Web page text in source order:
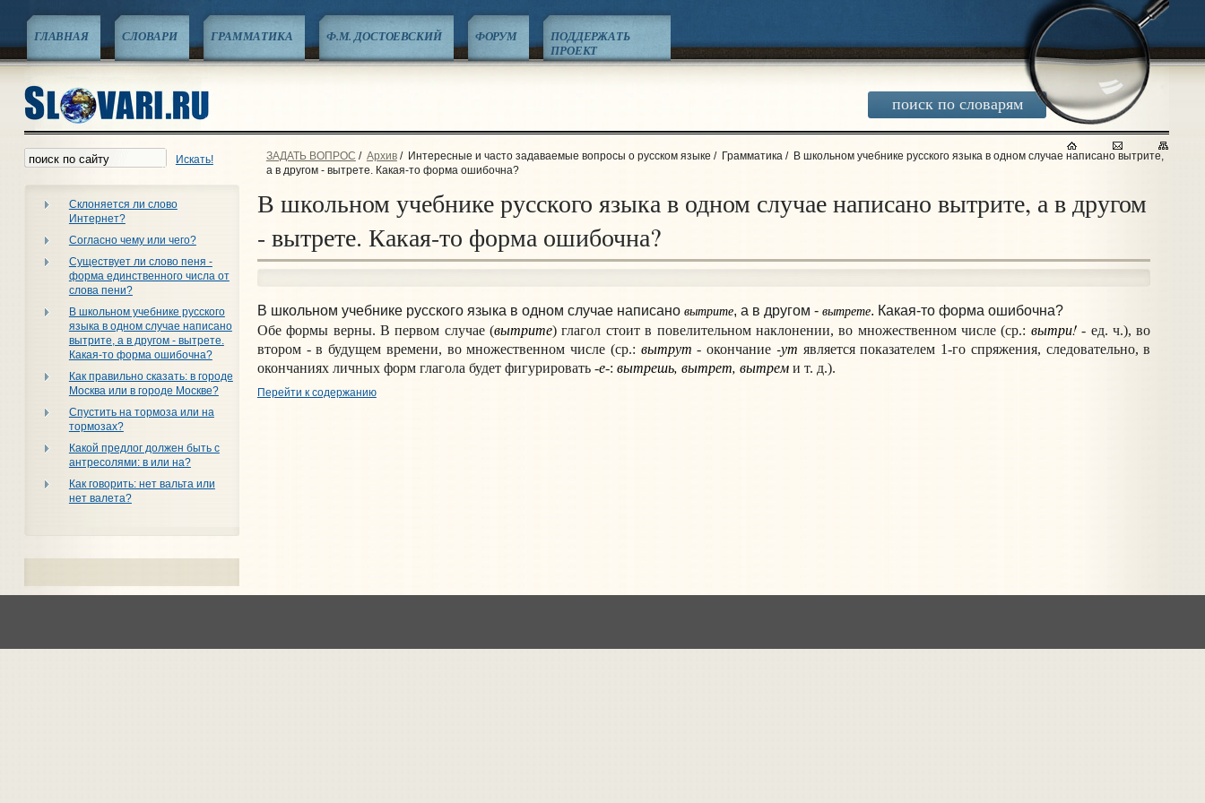
поиск по словарям
ГЛАВНАЯ СЛОВАРИ ГРАММАТИКА Ф.М. ДОСТОЕВСКИЙ ФОРУМ
ПОДДЕРЖАТЬ
ПРОЕКТ
Искать!
Склоняется ли слово
Интернет?
Согласно чему или чего?
Существует ли слово пеня -
форма единственного числа от
слова пени?
В школьном учебнике русского
языка в одном случае написано
вытрите, а в другом - вытрете.
Какая-то форма ошибочна?
Как правильно сказать: в городе
Москва или в городе Москве?
Спустить на тормоза или на
тормозах?
Какой предлог должен быть с
антресолями: в или на?
Как говорить: нет вальта или
нет валета?
ЗАДАТЬ ВОПРОС / Архив/ Интересные и часто задаваемые вопросы о русском языке / Грамматика/ В школьном учебнике русского языка в одном случае написано вытрите,
а в другом - вытрете. Какая-то форма ошибочна?
В школьном учебнике русского языка в одном случае написано вытрите, а в другом
- вытрете. Какая-то форма ошибочна?
В школьном учебнике русского языка в одном случае написано вытрите, а в другом - вытрете. Какая-то форма ошибочна?
Обе формы верны. В первом случае (вытрите) глагол стоит в повелительном наклонении, во множественном числе (ср.: вытри!- ед. ч.), во
втором - в будущем времени, во множественном числе (ср.: вытрут - окончание -ут является показателем 1-го спряжения, следовательно, в
окончаниях личных форм глагола будет фигурировать -е-: вытрешь, вытрет, вытреми т. д.).
Перейти к содержанию